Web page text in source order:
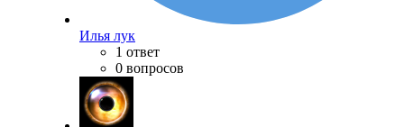
Илья лук
1 ответ
0 вопросов